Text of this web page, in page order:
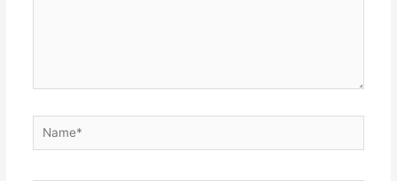
Name*